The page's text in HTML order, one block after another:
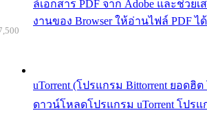
ล์เอกสาร PDF จาก Adobe และช่วย
งานของ Browser ให้อ่านไฟล์ PDF ไ
uTorrent (โปรแกรม Bittorrent ยอดฮิ
ดาวน์โหลดโปรแกรม uTorrent โปรแ